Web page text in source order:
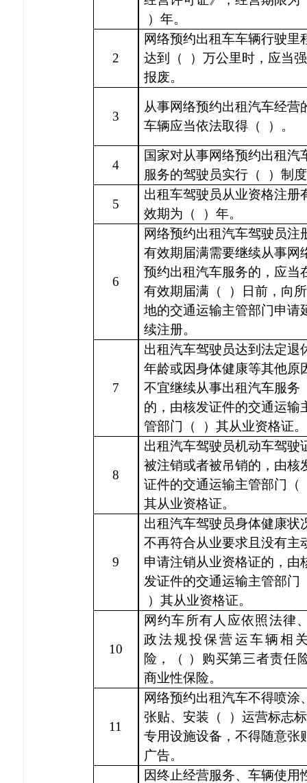
）年。
2
网络预约出租车车辆行驶里
达到（
）万公里时，应当
报废。
3
从事网络预约出租汽车经营
车辆应当依法取得（
）。
4
国家对从事网络预约出租汽
服务的驾驶员实行（
）制
5
出租车驾驶员从业资格注册
效期为（
）年。
6
网络预约出租汽车驾驶员注
有效期届满需要继续从事网
预约出租汽车服务的，应当
有效期届满（
）日前，向
地的交通运输主管部门申请
续注册。
7
出租汽车驾驶员达到法定退
年龄或因身体健康等其他原
不宜继续从事出租汽车服务
的，由核发证件的交通运输
管部门（
）其从业资格证。
8
出租汽车驾驶员机动车驾驶
被注销或者被吊销的，由核
证件的交通运输主管部门（
其从业资格证。
9
出租汽车驾驶员身体健康状
不再符合从业要求且没有主
申请注销从业资格证的，由
发证件的交通运输主管部门
）其从业资格证。
10
网约车所有人应依照法律
政法规投保营运车辆相
险，
（ ） 购买第三者责任
商业性保险。
11
网络预约出租汽车不得喷涂
张贴、安装（
）运营标志
专用设施设备，不得随意张
广告。
因终止经营服务、车辆使用